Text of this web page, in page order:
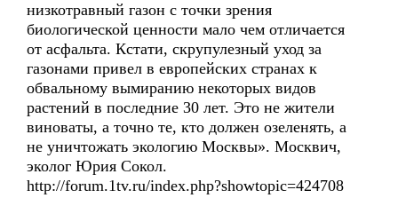
низкотравный газон с точки зрения
биологической ценности мало чем отличается
от асфальта. Кстати, скрупулезный уход за
газонами привел в европейских странах к
обвальному вымиранию некоторых видов
растений в последние 30 лет. Это не жители
виноваты, а точно те, кто должен озеленять, а
не уничтожать экологию Москвы». Москвич,
эколог Юрия Сокол.
http://forum.1tv.ru/index.php?showtopic=424708